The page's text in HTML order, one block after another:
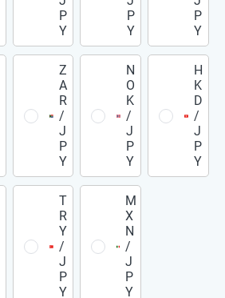
P
Y
P
Y
P
Y
Z
A
R
/
J
P
Y
N
O
K
/
J
P
Y
H
K
D
/
J
P
Y
T
R
Y
/
J
P
Y
M
X
N
/
J
P
Y